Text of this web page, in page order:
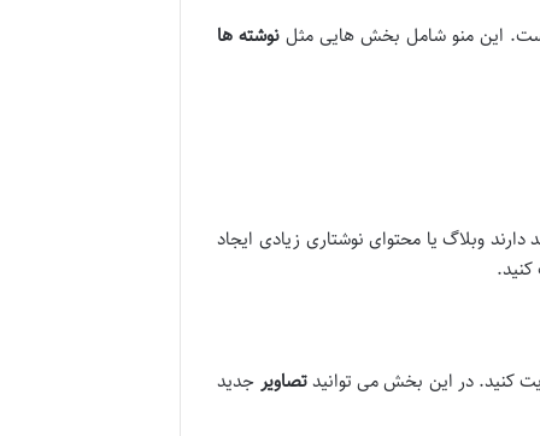
این منو شامل بخش هایی مثل نوشته ها
وبلاگ یا محتوای نوشتاری زیادی ایجاد
کنید. در این بخش می توانیدتصاویر جدید